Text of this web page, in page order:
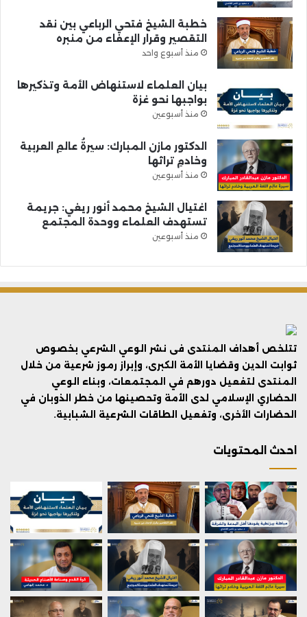
خطبة الشيخ فتحي الرباعي بين نقد
التقصير وقرار الإعفاء من منبره
منذ أسبوع واحد
بيان العلماء لاستنهاض الأمة وتذكيرها
بواجبها نحو غزة
منذ أسبوعين
الدكتور مازن المبارك: سيرةُ عالمِ العربية
وخادمِ تراثها
منذ أسبوعين
اغتيال الشيخ محمد أنور ريغي: جريمة
تستهدف العلماء ووحدة المجتمع
منذ أسبوعين
تتلخص أهداف المنتدى فى نشر الوعي الشرعي بخصوص
ثوابت الدين وقضايا الأمة الكبرى، وإبراز رموز شرعية من خلال
المنتدى لتفعيل دورهم في المجتمعات، وبناء الوعي
الحضاري الإسلامي لدى الأمة وتحصينها من خطر الذوبان في
الحضارات الأخرى، وتفعيل الطاقات الشرعية الشبابية.
احدث المحتويات